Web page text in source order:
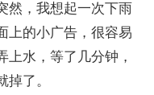
然，我想起一次下雨
上的小广告，很容易
上水，等了几分钟，
了。